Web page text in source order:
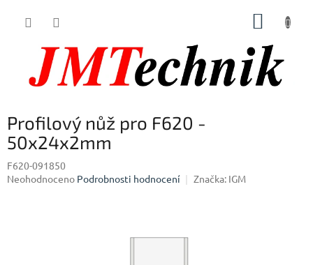
Profilový nůž pro F620 -
50x24x2mm
F620-091850
Průměrné
Neohodnoceno Podrobnosti hodnocení Značka: IGM